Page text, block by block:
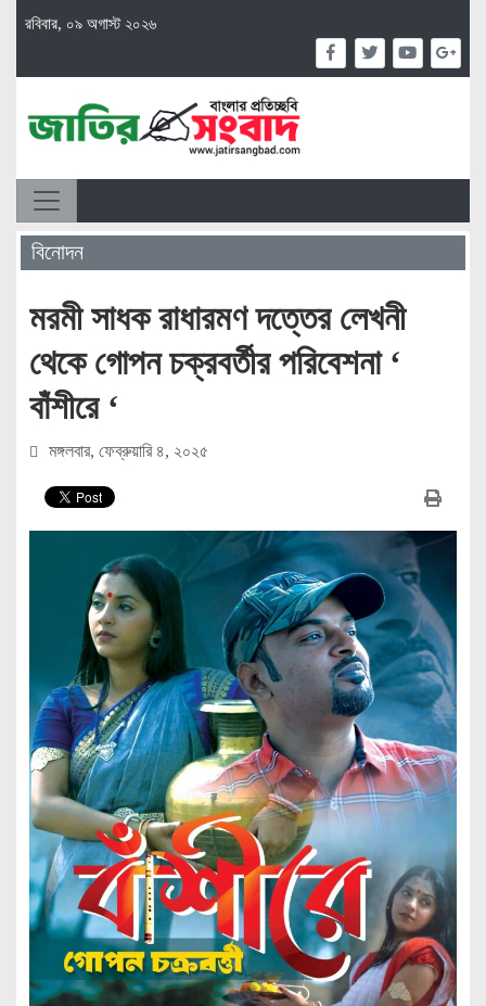
রবিবার, ০৯ অগাস্ট ২০২৬
বিনোদন
মরমী সাধক রাধারমণ দত্তের লেখনী
থেকে গোপন চক্রবর্তীর পরিবেশনা ‘
বাঁশীরে ‘
মঙ্গলবার, ফেব্রুয়ারি ৪, ২০২৫